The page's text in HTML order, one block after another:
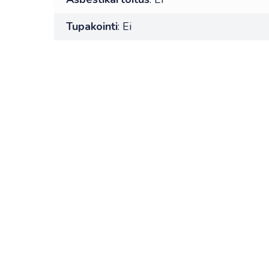
Tupakointi: Ei